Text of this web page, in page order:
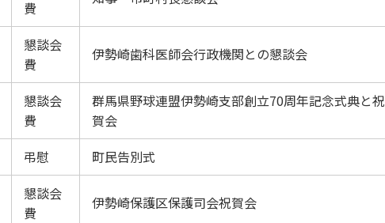
費
懇談会
費
伊勢崎歯科医師会行政機関との懇談会
懇談会
費
群馬県野球連盟伊勢崎支部創立70周年記念式典と祝
賀会
弔慰 町民告別式
懇談会
費
伊勢崎保護区保護司会祝賀会